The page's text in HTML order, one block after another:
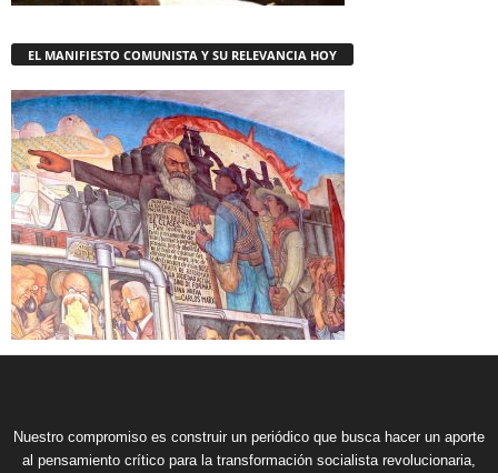
EL MANIFIESTO COMUNISTA Y SU RELEVANCIA HOY
Nuestro compromiso es construir un periódico que busca hacer un aporte
al pensamiento crítico para la transformación socialista revolucionaria,